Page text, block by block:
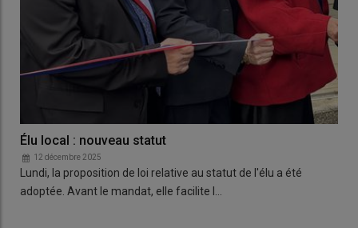
Élu local : nouveau statut
12 décembre 2025
Lundi, la proposition de loi relative au statut de l'élu a été
adoptée. Avant le mandat, elle facilite l…